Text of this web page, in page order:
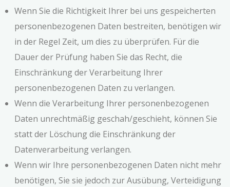
Wenn Sie die Richtigkeit Ihrer bei uns gespeicherten
personenbezogenen Daten bestreiten, benötigen wir
in der Regel Zeit, um dies zu überprüfen. Für die
Dauer der Prüfung haben Sie das Recht, die
Einschränkung der Verarbeitung Ihrer
personenbezogenen Daten zu verlangen.
Wenn die Verarbeitung Ihrer personenbezogenen
Daten unrechtmäßig geschah/geschieht, können Sie
statt der Löschung die Einschränkung der
Datenverarbeitung verlangen.
Wenn wir Ihre personenbezogenen Daten nicht mehr
benötigen, Sie sie jedoch zur Ausübung, Verteidigung